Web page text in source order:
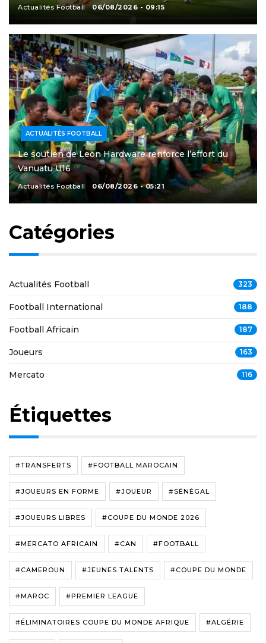
Actualités Football 06/08/2026 - 09:15
ACTUALITÉS FOOTBALL
Le soutien de Leon Hardware renforce l’effort du
Vanuatu U16
Actualités Football 06/08/2026 - 05:21
Catégories
Actualités Football 323
Football International 188
Football Africain 187
Joueurs 163
Mercato 116
Étiquettes
#TRANSFERTS #FOOTBALL MAROCAIN
#JOUEURS EN FORME #JOUEUR #SÉNÉGAL
#JOUEURS LIBRES #COUPE DU MONDE 2026
#MERCATO AFRICAIN #CAN #FOOTBALL
#CAMEROUN #JEUNES TALENTS #COUPE DU MONDE
#MAROC #PREMIER LEAGUE
#ÉLIMINATOIRES COUPE DU MONDE AFRIQUE #ALGÉRIE